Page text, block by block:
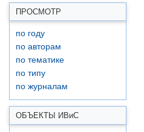
ПРОСМОТР
по году
по авторам
по тематике
по типу
по журналам
ОБЪЕКТЫ ИВиС